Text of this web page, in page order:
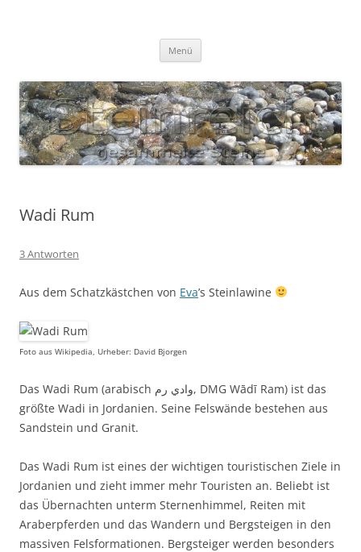
Menü
Wadi Rum
3 Antworten
Aus dem Schatzkästchen von Eva’s Steinlawine
Foto aus Wikipedia, Urheber: David Bjorgen
Das Wadi Rum (arabisch ‏وادي رم‎, DMG Wādī Ram) ist das
größte Wadi in Jordanien. Seine Felswände bestehen aus
Sandstein und Granit.
Das Wadi Rum ist eines der wichtigen touristischen Ziele in
Jordanien und zieht immer mehr Touristen an. Beliebt ist
das Übernachten unterm Sternenhimmel, Reiten mit
Araberpferden und das Wandern und Bergsteigen in den
massiven Felsformationen. Bergsteiger werden besonders